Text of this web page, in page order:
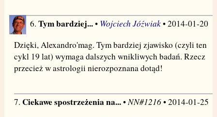
6. Tym bardziej...• Wojciech Jóźwiak• 2014-01-20
Dzięki, Alexandro'mag. Tym bardziej zjawisko (czyli ten
cykl 19 lat) wymaga dalszych wnikliwych badań. Rzecz
przecież w astrologii nierozpoznana dotąd!
7. Ciekawe spostrzeżenia na...•NN#1216• 2014-01-25